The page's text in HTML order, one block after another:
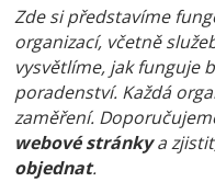
Zde si představíme
organizací, včetně
vysvětlíme, jak funguje
poradenství. Každá
zaměření.
webové stránkya
objednat.